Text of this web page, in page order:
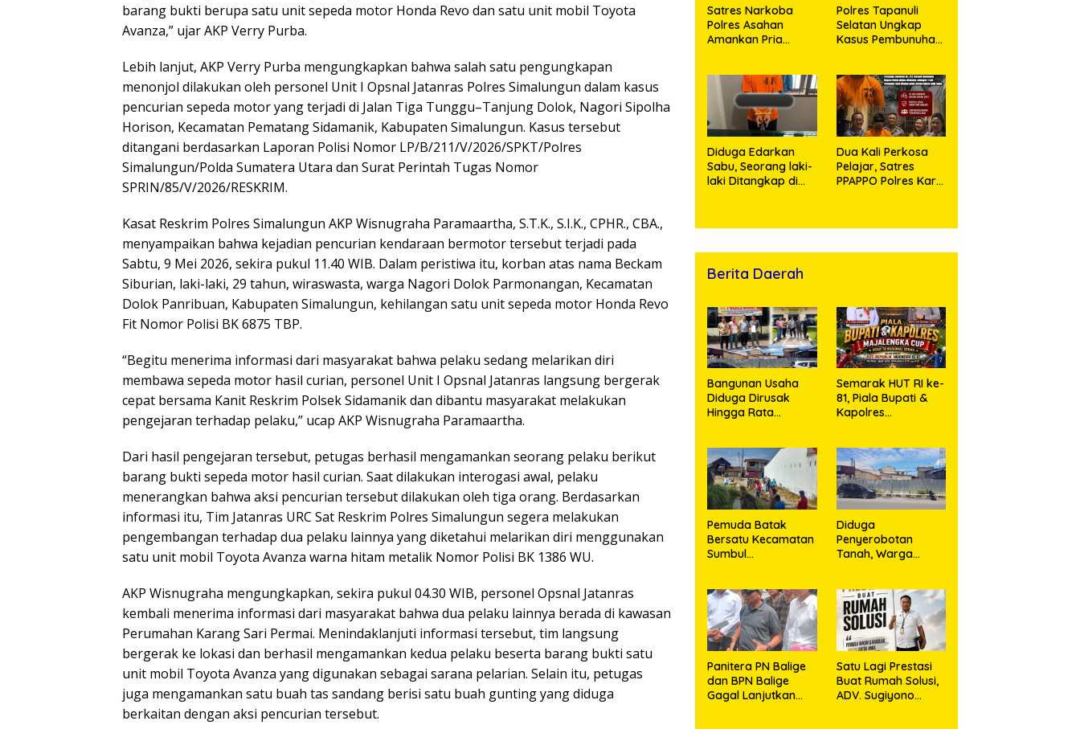
barang bukti berupa satu unit sepeda motor Honda Revo dan satu unit mobil Toyota
Avanza,” ujar AKP Verry Purba.
Lebih lanjut, AKP Verry Purba mengungkapkan bahwa salah satu pengungkapan
menonjol dilakukan oleh personel Unit I Opsnal Jatanras Polres Simalungun dalam kasus
pencurian sepeda motor yang terjadi di Jalan Tiga Tunggu–Tanjung Dolok, Nagori Sipolha
Horison, Kecamatan Pematang Sidamanik, Kabupaten Simalungun. Kasus tersebut
ditangani berdasarkan Laporan Polisi Nomor LP/B/211/V/2026/SPKT/Polres
Simalungun/Polda Sumatera Utara dan Surat Perintah Tugas Nomor
SPRIN/85/V/2026/RESKRIM.
Kasat Reskrim Polres Simalungun AKP Wisnugraha Paramaartha, S.T.K., S.I.K., CPHR., CBA.,
menyampaikan bahwa kejadian pencurian kendaraan bermotor tersebut terjadi pada
Sabtu, 9 Mei 2026, sekira pukul 11.40 WIB. Dalam peristiwa itu, korban atas nama Beckam
Siburian, laki-laki, 29 tahun, wiraswasta, warga Nagori Dolok Parmonangan, Kecamatan
Dolok Panribuan, Kabupaten Simalungun, kehilangan satu unit sepeda motor Honda Revo
Fit Nomor Polisi BK 6875 TBP.
“Begitu menerima informasi dari masyarakat bahwa pelaku sedang melarikan diri
membawa sepeda motor hasil curian, personel Unit I Opsnal Jatanras langsung bergerak
cepat bersama Kanit Reskrim Polsek Sidamanik dan dibantu masyarakat melakukan
pengejaran terhadap pelaku,” ucap AKP Wisnugraha Paramaartha.
Dari hasil pengejaran tersebut, petugas berhasil mengamankan seorang pelaku berikut
barang bukti sepeda motor hasil curian. Saat dilakukan interogasi awal, pelaku
menerangkan bahwa aksi pencurian tersebut dilakukan oleh tiga orang. Berdasarkan
informasi itu, Tim Jatanras URC Sat Reskrim Polres Simalungun segera melakukan
pengembangan terhadap dua pelaku lainnya yang diketahui melarikan diri menggunakan
satu unit mobil Toyota Avanza warna hitam metalik Nomor Polisi BK 1386 WU.
AKP Wisnugraha mengungkapkan, sekira pukul 04.30 WIB, personel Opsnal Jatanras
kembali menerima informasi dari masyarakat bahwa dua pelaku lainnya berada di kawasan
Perumahan Karang Sari Permai. Menindaklanjuti informasi tersebut, tim langsung
bergerak ke lokasi dan berhasil mengamankan kedua pelaku beserta barang bukti satu
unit mobil Toyota Avanza yang digunakan sebagai sarana pelarian. Selain itu, petugas
juga mengamankan satu buah tas sandang berisi satu buah gunting yang diduga
berkaitan dengan aksi pencurian tersebut.
Satres Narkoba
Polres Asahan
Amankan Pria
Bukti
Polres Tapanuli
Selatan Ungkap
Kasus Pembunuhan
Anak, Pelaku
Ditangkap
Diduga Edarkan
Sabu, Seorang laki-
laki Ditangkap di
Klip
Dua Kali Perkosa
Pelajar, Satres
PPAPPO Polres Karo
Berita Daerah
Bangunan Usaha
Diduga Dirusak
Hingga Rata
Kirana Ujung dan
Masro Ujung Resmi
Tempuh Jalur
Hukum
Semarak HUT RI ke-
81, Piala Bupati &
Kapolres
Semangat Generasi
Muda
Pemuda Batak
Bersatu Kecamatan
Sumbul
Pembersihan
Massal Sambut HUT
Korem 023/KS dan
HUT Ke-81
Kemerdekaan RI
Diduga
Penyerobotan
Tanah, Warga
Memperjuangkan
Hak Kepemilikan
Panitera PN Balige
dan BPN Balige
Gagal Lanjutkan
Satu Lagi Prestasi
Buat Rumah Solusi,
ADV. Sugiyono